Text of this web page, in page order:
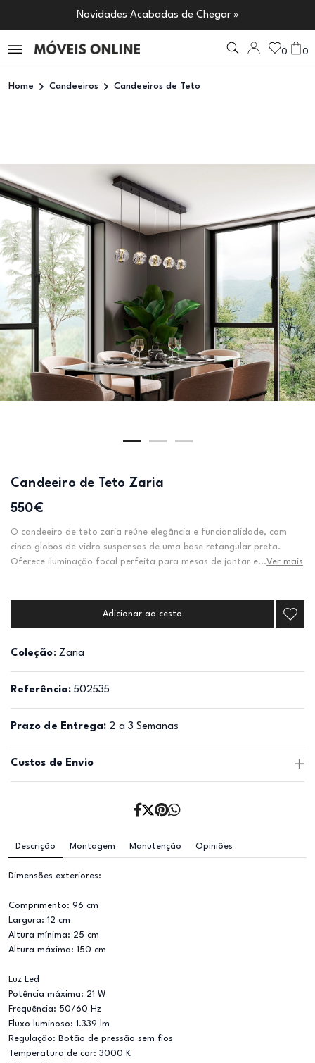
Novidades Acabadas de Chegar »
0 0
Home Candeeiros Candeeiros de Teto
Candeeiro de Teto Zaria
550€
O candeeiro de teto zaria reúne elegância e funcionalidade, com
cinco globos de vidro suspensos de uma base retangular preta.
Oferece iluminação focal perfeita para mesas de jantar e...Ver mais
Adicionar ao cesto
Coleção: Zaria
Referência: 502535
Prazo de Entrega: 2 a 3 Semanas
Custos de Envio
Descrição Montagem Manutenção Opiniões
Dimensões exteriores:
Comprimento: 96 cm
Largura: 12 cm
Altura mínima: 25 cm
Altura máxima: 150 cm
Luz Led
Potência máxima: 21 W
Frequência: 50/60 Hz
Fluxo luminoso: 1.339 lm
Regulação: Botão de pressão sem fios
Temperatura de cor: 3000 K